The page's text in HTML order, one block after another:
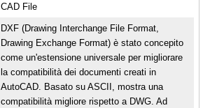
CAD File
DXF (Drawing Interchange File Format,
Drawing Exchange Format) è stato concepito
come un'estensione universale per migliorare
la compatibilità dei documenti creati in
AutoCAD. Basato su ASCII, mostra una
compatibilità migliore rispetto a DWG. Ad